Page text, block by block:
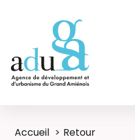
Accueil Retour